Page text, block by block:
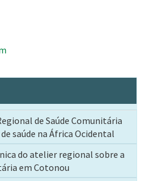
de Saúde Comunitária
saúde na África Ocidental
do atelier regional sobre a
em Cotonou